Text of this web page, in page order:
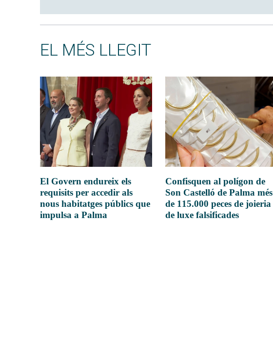
EL MÉS LLEGIT
El Govern endureix els
requisits per accedir als
nous habitatges públics que
impulsa a Palma
Confisquen al polígon de
Son Castelló de Palma més
de 115.000 peces de joieria
de luxe falsificades